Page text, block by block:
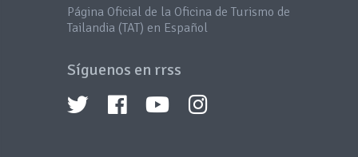
Página Oficial de la Oficina de Turismo de
Tailandia (TAT) en Español
Síguenos en rrss